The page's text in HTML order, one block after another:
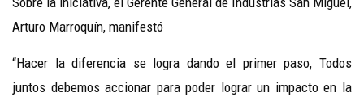
Arturo Marroquín, manifestó
“Hacer la diferencia se logra dando el primer paso, Todos
juntos debemos accionar para poder lograr un impacto en la